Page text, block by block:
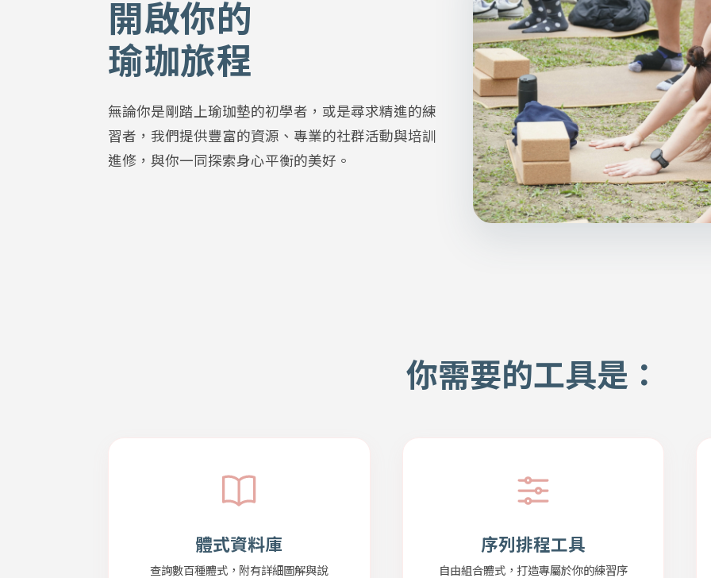
開啟你的
瑜珈旅程
無論你是剛踏上瑜珈墊的初學者，或是尋求精進的練
習者，我們提供豐富的資源、專業的社群活動與培訓
進修，與你一同探索身心平衡的美好。
你需要的工具是：
體式資料庫
查詢數百種體式，附有詳細圖解與說
序列排程工具
自由組合體式，打造專屬於你的練習序